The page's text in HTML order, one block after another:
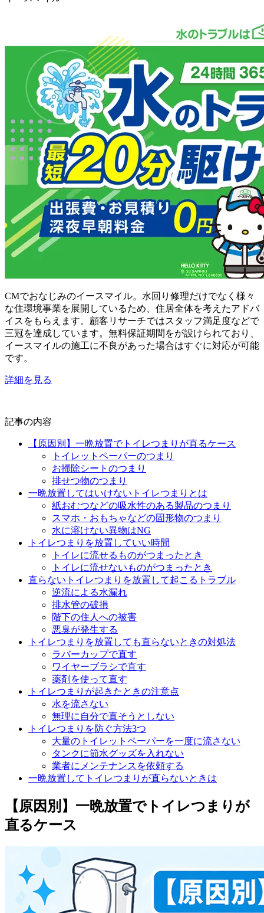
CMでおなじみのイースマイル。水回り修理だけでなく様々
な住環境事業を展開しているため、住居全体を考えたアドバ
イスをもらえます。顧客リサーチではスタッフ満足度などで
三冠を達成しています。無料保証期間をが設けられており、
イースマイルの施工に不良があった場合はすぐに対応が可能
です。
詳細を見る
記事の内容
【原因別】一晩放置でトイレつまりが直るケース
トイレットペーパーのつまり
お掃除シートのつまり
排せつ物のつまり
一晩放置してはいけないトイレつまりとは
紙おむつなどの吸水性のある製品のつまり
スマホ・おもちゃなどの固形物のつまり
水に溶けない異物はNG
トイレつまりを放置していい時間
トイレに流せるものがつまったとき
トイレに流せないものがつまったとき
直らないトイレつまりを放置して起こるトラブル
逆流による水漏れ
排水管の破損
階下の住人への被害
悪臭が発生する
トイレつまりを放置しても直らないときの対処法
ラバーカップで直す
ワイヤーブラシで直す
薬剤を使って直す
トイレつまりが起きたときの注意点
水を流さない
無理に自分で直そうとしない
トイレつまりを防ぐ方法3つ
大量のトイレットペーパーを一度に流さない
タンクに節水グッズを入れない
業者にメンテナンスを依頼する
一晩放置してトイレつまりが直らないときは
【原因別】一晩放置でトイレつまりが
直るケース